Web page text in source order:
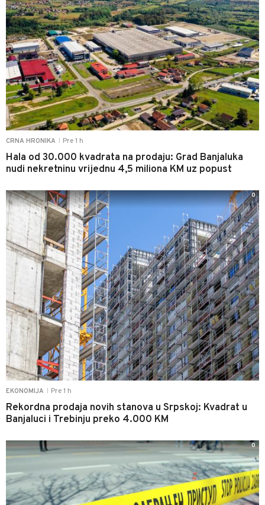
CRNA HRONIKA Pre 1 h
Hala od 30.000 kvadrata na prodaju: Grad Banjaluka
nudi nekretninu vrijednu 4,5 miliona KM uz popust
EKONOMIJA Pre 1 h
Rekordna prodaja novih stanova u Srpskoj: Kvadrat u
Banjaluci i Trebinju preko 4.000 KM
0
0